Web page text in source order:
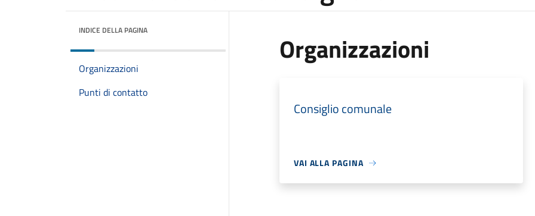
INDICE DELLA PAGINA
Organizzazioni
Punti di contatto
Organizzazioni
Consiglio comunale
VAI ALLA PAGINA